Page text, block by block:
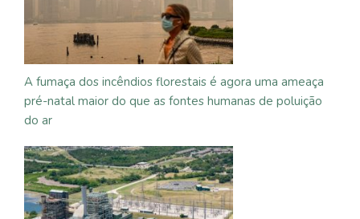
A fumaça dos incêndios florestais é agora uma ameaça
pré-natal maior do que as fontes humanas de poluição
do ar